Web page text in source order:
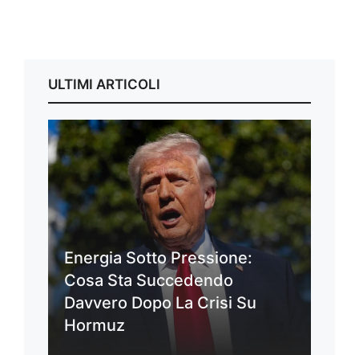
ULTIMI ARTICOLI
Energia Sotto Pressione:
Cosa Sta Succedendo
Davvero Dopo La Crisi Su
Hormuz